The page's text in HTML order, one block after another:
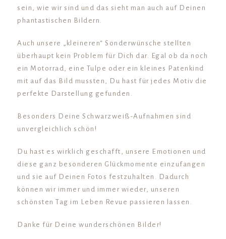
sein, wie wir sind und das sieht man auch auf Deinen
phantastischen Bildern.
Auch unsere „kleineren“ Sonderwünsche stellten
überhaupt kein Problem für Dich dar. Egal ob da noch
ein Motorrad, eine Tulpe oder ein kleines Patenkind
mit auf das Bild mussten, Du hast für jedes Motiv die
perfekte Darstellung gefunden.
Besonders Deine Schwarzweiß-Aufnahmen sind
unvergleichlich schön!
Du hast es wirklich geschafft, unsere Emotionen und
diese ganz besonderen Glückmomente einzufangen
und sie auf Deinen Fotos festzuhalten. Dadurch
können wir immer und immer wieder, unseren
schönsten Tag im Leben Revue passieren lassen.
Danke für Deine wunderschönen Bilder!